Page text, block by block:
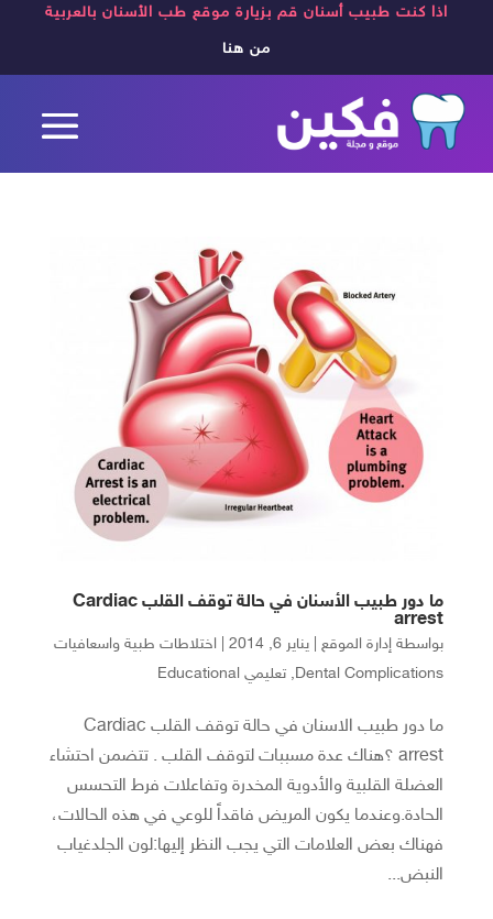
اذا كنت طبيب أسنان قم بزيارة موقع طب الأسنان بالعربية
من هنا
ما دور طبيب الأسنان في حالة توقف القلب Cardiac
arrest
بواسطة إدارة الموقع| يناير 6, 2014 | اختلاطات طبية واسعافيات
Dental Complications
, تعليمي Educational
ما دور طبيب الاسنان في حالة توقف القلب Cardiac
arrest ؟هناك عدة مسببات لتوقف القلب . تتضمن احتشاء
العضلة القلبية والأدوية المخدرة وتفاعلات فرط التحسس
الحادة.وعندما يكون المريض فاقداً للوعي في هذه الحالات،
فهناك بعض العلامات التي يجب النظر إليها:لون الجلدغياب
النبض...